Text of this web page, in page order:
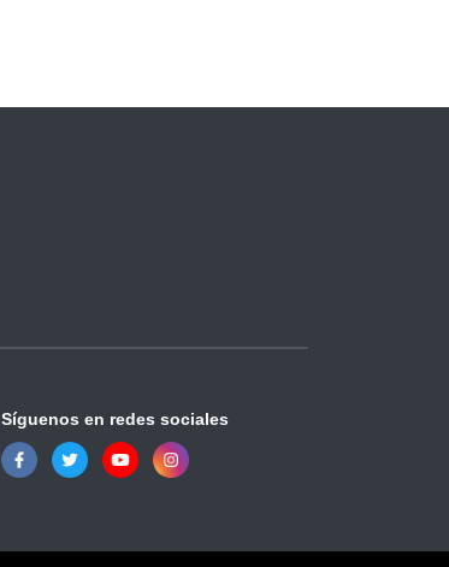
Síguenos en redes sociales